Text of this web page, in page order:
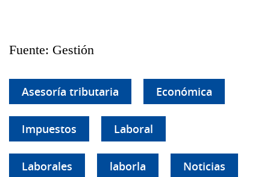
Fuente: Gestión
Asesoría tributaria Económica
Impuestos Laboral
Laborales laborla Noticias